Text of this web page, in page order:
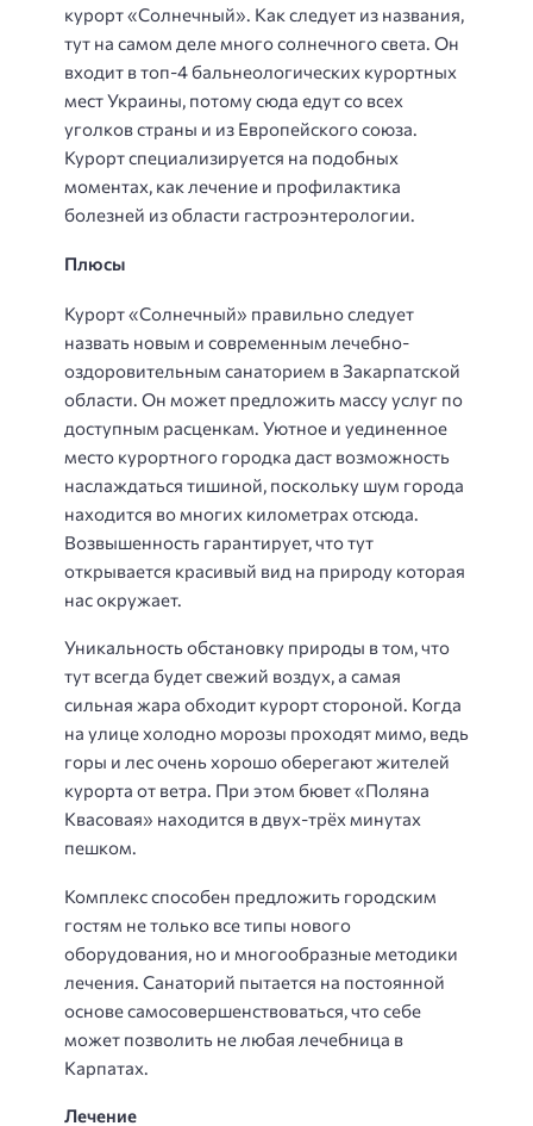
курорт «Солнечный». Как следует из названия,
тут на самом деле много солнечного света. Он
входит в топ-4 бальнеологических курортных
мест Украины, потому сюда едут со всех
уголков страны и из Европейского союза.
Курорт специализируется на подобных
моментах, как лечение и профилактика
болезней из области гастроэнтерологии.
Плюсы
Курорт «Солнечный» правильно следует
назвать новым и современным лечебно-
оздоровительным санаторием в Закарпатской
области. Он может предложить массу услуг по
доступным расценкам. Уютное и уединенное
место курортного городка даст возможность
наслаждаться тишиной, поскольку шум города
находится во многих километрах отсюда.
Возвышенность гарантирует, что тут
открывается красивый вид на природу которая
нас окружает.
Уникальность обстановку природы в том, что
тут всегда будет свежий воздух, а самая
сильная жара обходит курорт стороной. Когда
на улице холодно морозы проходят мимо, ведь
горы и лес очень хорошо оберегают жителей
курорта от ветра. При этом бювет «Поляна
Квасовая» находится в двух-трёх минутах
пешком.
Комплекс способен предложить городским
гостям не только все типы нового
оборудования, но и многообразные методики
лечения. Санаторий пытается на постоянной
основе самосовершенствоваться, что себе
может позволить не любая лечебница в
Карпатах.
Лечение